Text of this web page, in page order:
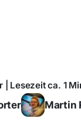
Lesezeit ca. 1
Martin